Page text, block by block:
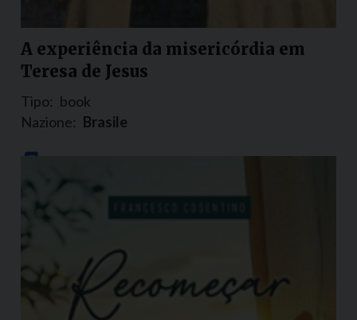
A experiência da misericórdia em
Teresa de Jesus
Tipo: book
Nazione: Brasile